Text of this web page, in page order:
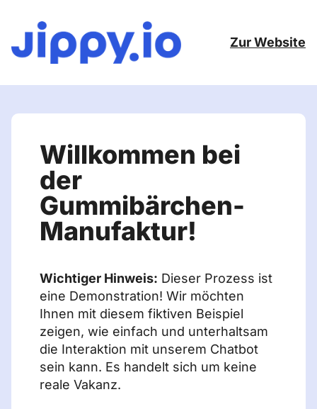
Zur Website
Willkommen bei
der
Gummibärchen-
Manufaktur!
Wichtiger Hinweis: Dieser Prozess ist
eine Demonstration! Wir möchten
Ihnen mit diesem fiktiven Beispiel
zeigen, wie einfach und unterhaltsam
die Interaktion mit unserem Chatbot
sein kann. Es handelt sich um keine
reale Vakanz.